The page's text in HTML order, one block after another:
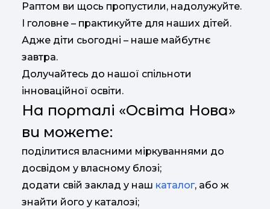
Раптом ви щось пропустили, надолужуйте.
І головне – практикуйте для наших дітей.
Адже діти сьогодні – наше майбутнє
завтра.
Долучайтесь до нашої спільноти
інноваційної освіти.
На порталі «Освіта Нова»
ви можете:
поділитися власними міркуваннями до
досвідом у власному блозі;
додати свій заклад у наш каталог, або ж
знайти його у каталозі;